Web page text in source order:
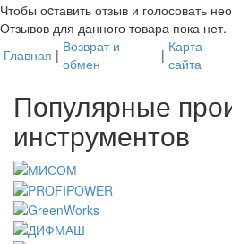
Чтобы оcтавить отзыв и голосовать
Отзывов для данного товара пока нет.
Главная | Возврат и
обмен
| Карта
сайта
Популярные
инструментов